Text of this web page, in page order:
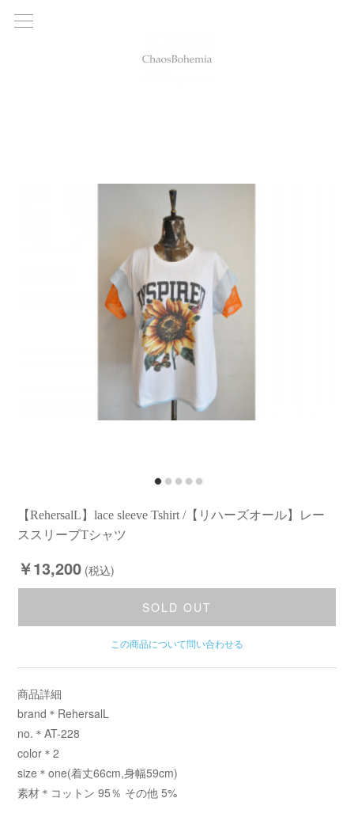
【RehersalL】lace sleeve Tshirt /【リハーズオール】レー
ススリーブTシャツ
￥13,200 (税込)
SOLD OUT
この商品について問い合わせる
商品詳細
brand＊RehersalL
no.＊AT-228
color＊2
size＊one(着丈66cm,身幅59cm)
素材＊コットン 95％ その他 5%